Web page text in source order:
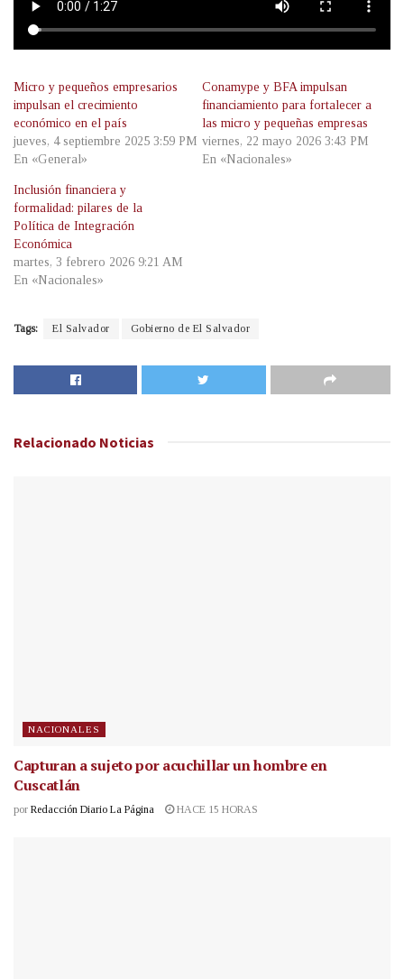
Micro y pequeños empresarios
impulsan el crecimiento
económico en el país
jueves, 4 septiembre 2025 3:59 PM
En «General»
Conamype y BFA impulsan
financiamiento para fortalecer a
las micro y pequeñas empresas
viernes, 22 mayo 2026 3:43 PM
En «Nacionales»
Inclusión financiera y
formalidad: pilares de la
Política de Integración
Económica
martes, 3 febrero 2026 9:21 AM
En «Nacionales»
Tags: El Salvador Gobierno de El Salvador
Relacionado Noticias
NACIONALES
Capturan a sujeto por acuchillar un hombre en
Cuscatlán
por Redacción Diario La Página HACE 15 HORAS